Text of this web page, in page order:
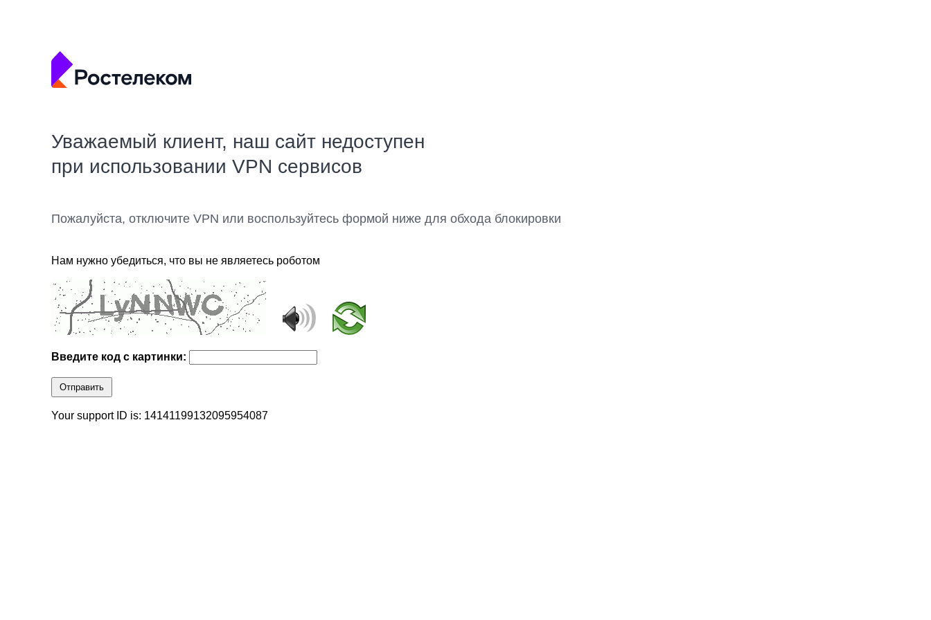
Уважаемый клиент, наш сайт недоступен
при использовании VPN сервисов
Пожалуйста, отключите VPN или воспользуйтесь формой ниже для обхода блокировки
Нам нужно убедиться, что вы не являетесь роботом
Введите код с картинки:
Отправить
Your support ID is: 14141199132095954087